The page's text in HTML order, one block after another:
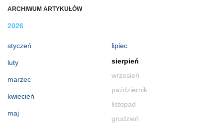
ARCHIWUM ARTYKUŁÓW
2026
styczeń
luty
marzec
kwiecień
maj
lipiec
sierpień
wrzesień
październik
listopad
grudzień